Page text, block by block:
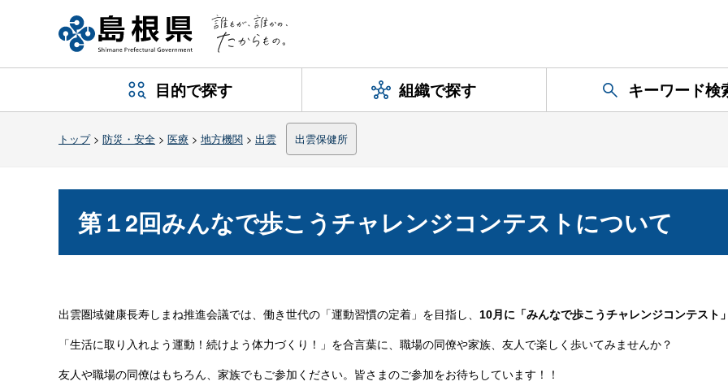
目的で探す 組織で探す キーワード検
トップ> 防災・安全 > 医療 > 地方機関 > 出雲 出雲保健所
第１2回みんなで歩こうチャレンジコンテストについて
出雲圏域健康長寿しまね推進会議では、働き世代の「運動習慣の定着」を目指し、 10月に「みんなで歩こうチャレンジコンテスト
「生活に取り入れよう運動！続けよう体力づくり！」を合言葉に、職場の同僚や家族、友人で楽しく歩いてみませんか？
友人や職場の同僚はもちろん、家族でもご参加ください。皆さまのご参加をお待ちしています！！